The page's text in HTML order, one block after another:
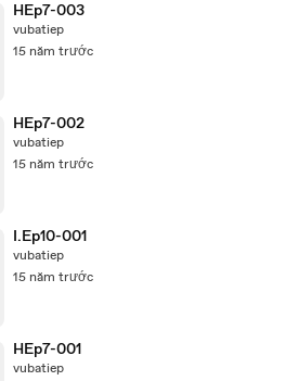
HEp7-003
vubatiep
15 năm trước
HEp7-002
vubatiep
15 năm trước
I.Ep10-001
vubatiep
15 năm trước
HEp7-001
vubatiep